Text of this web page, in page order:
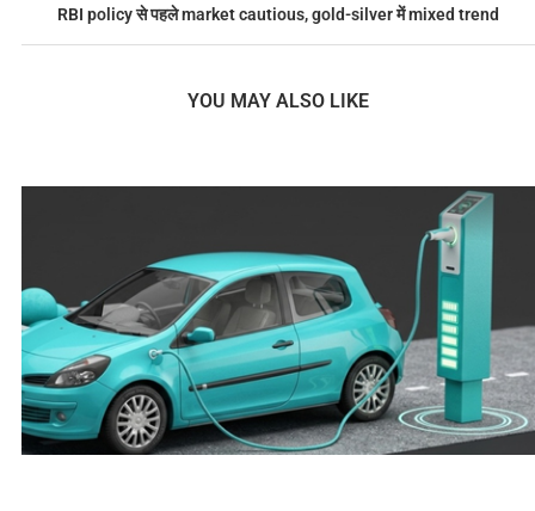
RBI policy से पहले market cautious, gold-silver में mixed trend
YOU MAY ALSO LIKE